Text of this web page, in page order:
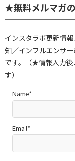
★無料メルマガ
インスタラボ更新情
知／インフルエンサ
です。（★情報入力
す）
Name*
Email*